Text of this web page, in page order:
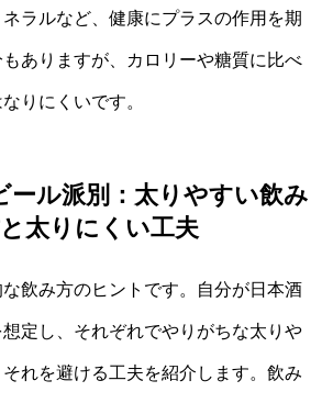
ラルなど、健康にプラスの作用を期
ありますが、カロリーや糖質に比べ
りにくいです。
ール派別：太りやすい飲み
太りにくい工夫
飲み方のヒントです。自分が日本酒
定し、それぞれでやりがちな太りや
れを避ける工夫を紹介します。飲み